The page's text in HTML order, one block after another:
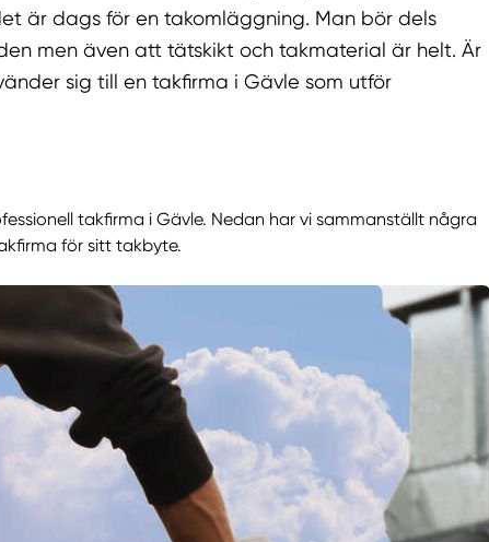
är dags för en takomläggning. Man bör dels
men även att tätskikt och takmaterial är helt. Är
sig till en takfirma i Gävle som utför
takfirma i Gävle. Nedan har vi sammanställt några
för sitt takbyte.